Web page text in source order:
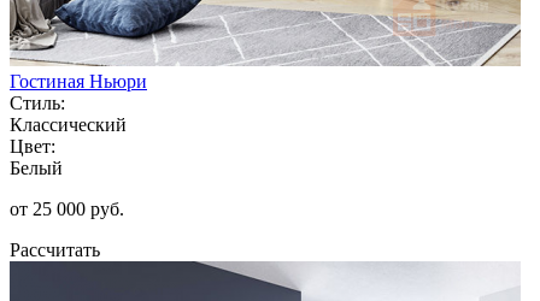
Гостиная Ньюри
Стиль:
Классический
Цвет:
Белый
от 25 000 руб.
Рассчитать